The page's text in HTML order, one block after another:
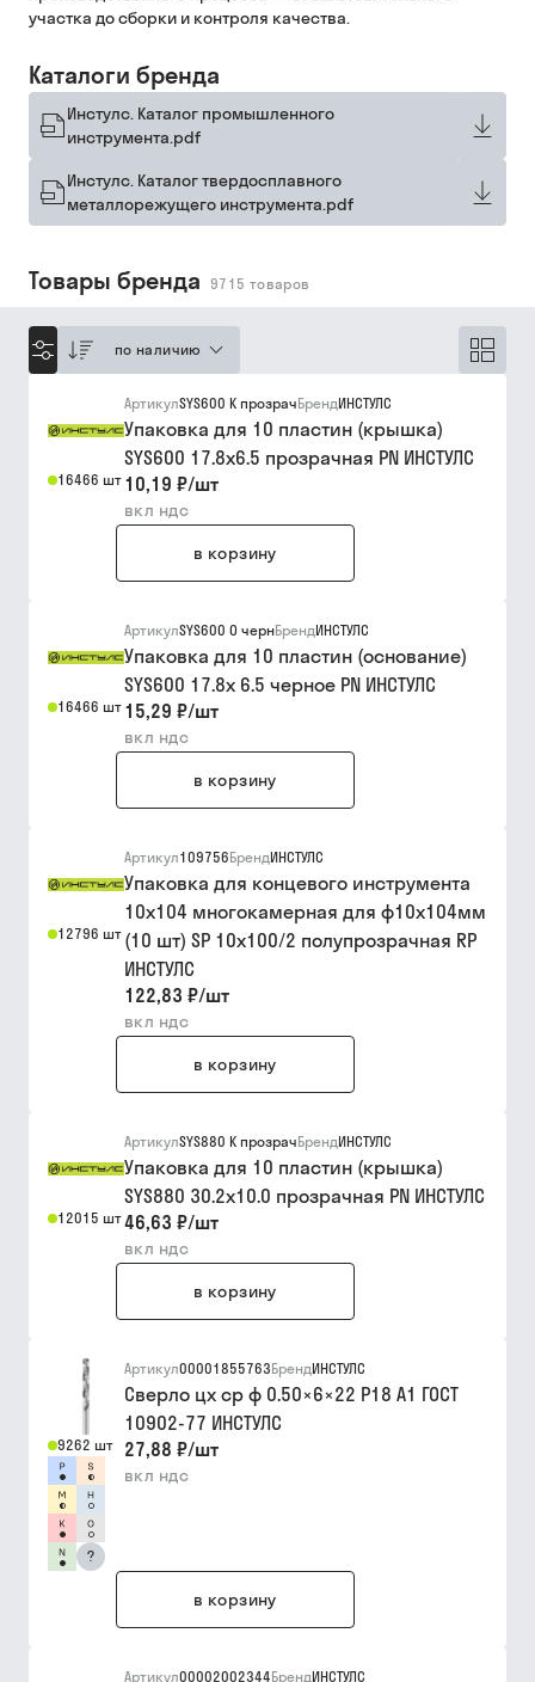
участка до сборки и контроля качества.
Каталоги бренда
Инстулс. Каталог промышленного
инструмента.pdf
Инстулс. Каталог твердосплавного
металлорежущего инструмента.pdf
Товары бренда 9715 товаров
по наличию
16466 шт
АртикулSYS600 К прозрачБрендИНСТУЛС
Упаковка для 10 пластин (крышка)
SYS600 17.8х6.5 прозрачная PN ИНСТУЛС
10,19 ₽/шт
вкл ндс
в корзину
16466 шт
АртикулSYS600 О чернБрендИНСТУЛС
Упаковка для 10 пластин (основание)
SYS600 17.8x 6.5 черное PN ИНСТУЛС
15,29 ₽/шт
вкл ндс
в корзину
12796 шт
Артикул109756БрендИНСТУЛС
Упаковка для концевого инструмента
10х104 многокамерная для ф10х104мм
(10 шт) SP 10x100/2 полупрозрачная RP
ИНСТУЛС
122,83 ₽/шт
вкл ндс
в корзину
12015 шт
АртикулSYS880 К прозрачБрендИНСТУЛС
Упаковка для 10 пластин (крышка)
SYS880 30.2x10.0 прозрачная PN ИНСТУЛС
46,63 ₽/шт
вкл ндс
в корзину
9262 шт
?
Артикул00001855763БрендИНСТУЛС
Сверло цх ср ф 0.50×6×22 Р18 A1 ГОСТ
10902-77 ИНСТУЛС
27,88 ₽/шт
вкл ндс
в корзину
Артикул00002002344БрендИНСТУЛС